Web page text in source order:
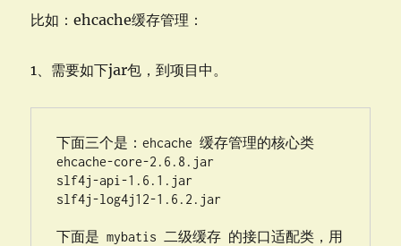
比如：ehcache缓存管理：
1、需要如下jar包，到项目中。
下面三个是：ehcache 缓存管理的核心类
ehcache-core-2.6.8.jar
slf4j-api-1.6.1.jar
slf4j-log4j12-1.6.2.jar
下面是 mybatis 二级缓存 的接口适配类，用